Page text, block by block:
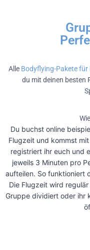
Alle Bodyflying-Pakete für
du mit deinen besten
Du buchst online
Flugzeit und kommst
registriert ihr euch und
jeweils 3 Minuten pro
aufteilen. So funktioniert
Die Flugzeit wird
Gruppe dividiert oder ihr